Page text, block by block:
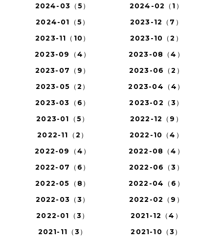
2024-03（5）
2024-02（1）
2024-01（5）
2023-12（7）
2023-11（10）
2023-10（2）
2023-09（4）
2023-08（4）
2023-07（9）
2023-06（2）
2023-05（2）
2023-04（4）
2023-03（6）
2023-02（3）
2023-01（5）
2022-12（9）
2022-11（2）
2022-10（4）
2022-09（4）
2022-08（4）
2022-07（6）
2022-06（3）
2022-05（8）
2022-04（6）
2022-03（3）
2022-02（9）
2022-01（3）
2021-12（4）
2021-11（3）
2021-10（3）